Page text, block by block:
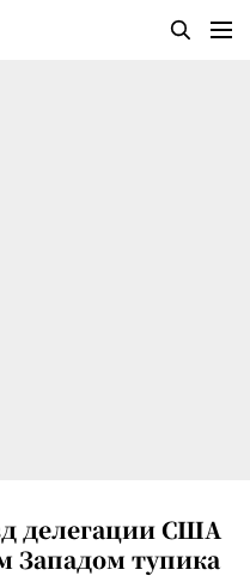
делегации США
тупика